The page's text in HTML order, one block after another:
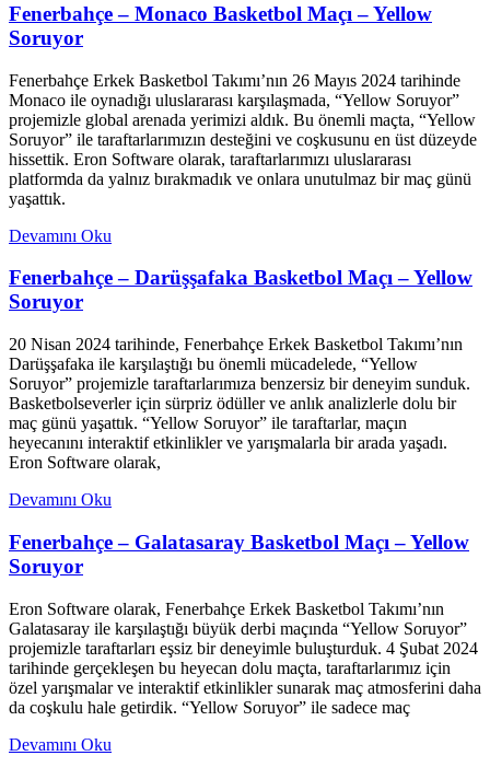
Fenerbahçe – Monaco Basketbol Maçı – Yellow
Soruyor
Fenerbahçe Erkek Basketbol Takımı’nın 26 Mayıs 2024 tarihinde
Monaco ile oynadığı uluslararası karşılaşmada, “Yellow Soruyor”
projemizle global arenada yerimizi aldık. Bu önemli maçta, “Yellow
Soruyor” ile taraftarlarımızın desteğini ve coşkusunu en üst düzeyde
hissettik. Eron Software olarak, taraftarlarımızı uluslararası
platformda da yalnız bırakmadık ve onlara unutulmaz bir maç günü
yaşattık.
Devamını Oku
Fenerbahçe – Darüşşafaka Basketbol Maçı – Yellow
Soruyor
20 Nisan 2024 tarihinde, Fenerbahçe Erkek Basketbol Takımı’nın
Darüşşafaka ile karşılaştığı bu önemli mücadelede, “Yellow
Soruyor” projemizle taraftarlarımıza benzersiz bir deneyim sunduk.
Basketbolseverler için sürpriz ödüller ve anlık analizlerle dolu bir
maç günü yaşattık. “Yellow Soruyor” ile taraftarlar, maçın
heyecanını interaktif etkinlikler ve yarışmalarla bir arada yaşadı.
Eron Software olarak,
Devamını Oku
Fenerbahçe – Galatasaray Basketbol Maçı – Yellow
Soruyor
Eron Software olarak, Fenerbahçe Erkek Basketbol Takımı’nın
Galatasaray ile karşılaştığı büyük derbi maçında “Yellow Soruyor”
projemizle taraftarları eşsiz bir deneyimle buluşturduk. 4 Şubat 2024
tarihinde gerçekleşen bu heyecan dolu maçta, taraftarlarımız için
özel yarışmalar ve interaktif etkinlikler sunarak maç atmosferini daha
da coşkulu hale getirdik. “Yellow Soruyor” ile sadece maç
Devamını Oku